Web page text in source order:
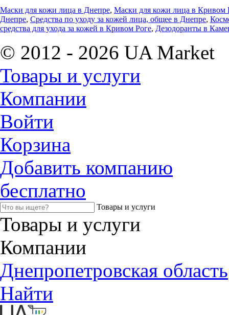
Маски для кожи лица в Днепре, Маски для кожи лица в Кривом
Днепре, Средства по уходу за кожей лица, общее в Днепре,
средства для ухода за кожей в Кривом Роге, Дезодоранты в
© 2012 - 2026 UA Market
Товары и услуги
Компании
Войти
Корзина
Добавить компанию
бесплатно
Товары и услуги
Товары и услуги
Компании
Днепропетровская область
Найти